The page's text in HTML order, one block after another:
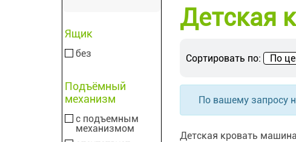
Ящик
без
Подъёмный
механизм
с подъемным
механизмом
Детская
Сортировать по: По
По вашему запросу
Детская кровать